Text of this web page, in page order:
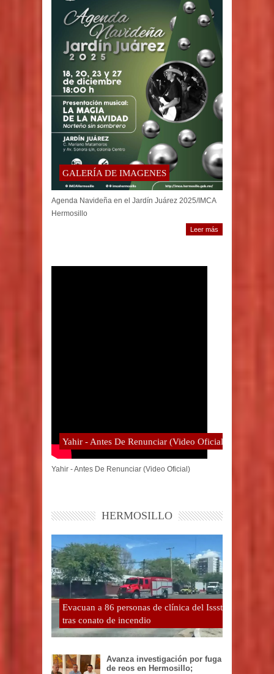
GALERÍA DE IMAGENES
Agenda Navideña en el Jardín Juárez 2025/IMCA
Hermosillo
Leer más
Yahir - Antes De Renunciar (Video Oficial)
Yahir - Antes De Renunciar (Video Oficial)
HERMOSILLO
Evacuan a 86 personas de clínica del Issste
tras conato de incendio
Avanza investigación por fuga
de reos en Hermosillo;